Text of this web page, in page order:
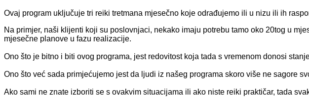
Ovaj program uključuje tri reiki tretmana mjesečno koje odrađujemo ili u nizu ili ih
Na primjer, naši klijenti koji su poslovnjaci, nekako imaju potrebu tamo oko 20tog u
mjesečne planove u fazu realizacije.
Ono što je bitno i biti ovog programa, jest redovitost koja tada s vremenom donosi
Ono što već sada primjećujemo jest da ljudi iz našeg programa skoro više ne sagore
Ako sami ne znate izboriti se s ovakvim situacijama ili ako niste reiki praktičar, tada